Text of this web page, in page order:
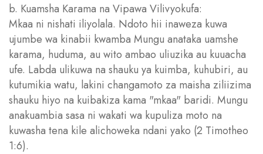
b. Kuamsha Karama na Vipawa Vilivyokufa:
Mkaa ni nishati iliyolala. Ndoto hii inaweza kuwa
ujumbe wa kinabii kwamba Mungu anataka uamshe
karama, huduma, au wito ambao uliuzika au kuuacha
ufe. Labda ulikuwa na shauku ya kuimba, kuhubiri, au
kutumikia watu, lakini changamoto za maisha ziliizima
shauku hiyo na kuibakiza kama "mkaa" baridi. Mungu
anakuambia sasa ni wakati wa kupuliza moto na
kuwasha tena kile alichoweka ndani yako (2 Timotheo
1:6).